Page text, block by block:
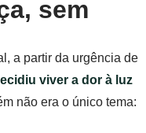
sem
a partir da urgência de
viver a dor à luz
não era o único tema: